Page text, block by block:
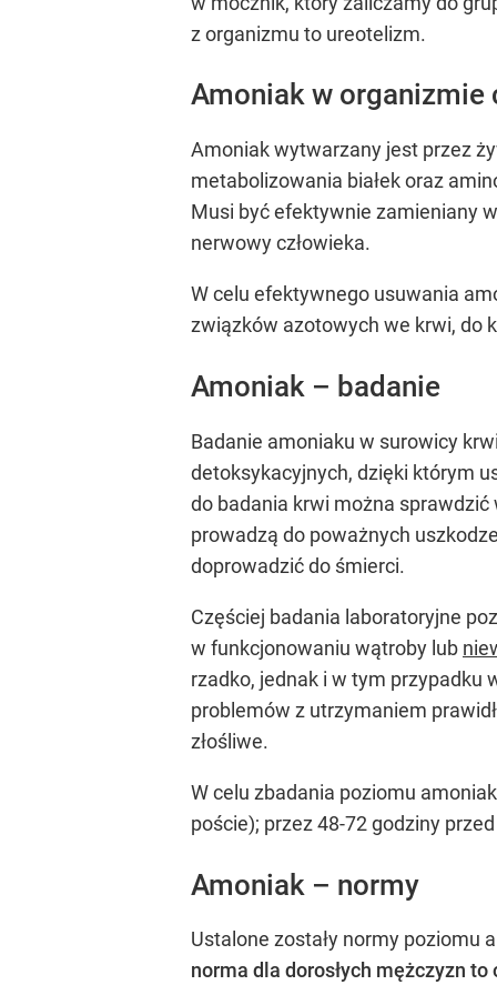
z organizmu to ureotelizm.
Amoniak w organizmie
Amoniak wytwarzany jest przez
metabolizowania białek oraz
Musi być efektywnie zamieniany
nerwowy człowieka.
W celu efektywnego usuwania
związków azotowych we krwi, do
Amoniak – badanie
Badanie amoniaku w surowicy
detoksykacyjnych, dzięki którym
do badania krwi można
prowadzą do poważnych
doprowadzić do śmierci.
Częściej badania laboratoryjne
w funkcjonowaniu wątroby lub
rzadko, jednak i w tym przypadku
problemów z utrzymaniem
złośliwe.
W celu zbadania poziomu
poście); przez 48-72 godziny
Amoniak – normy
Ustalone zostały normy poziomu
norma dla dorosłych mężczyzn